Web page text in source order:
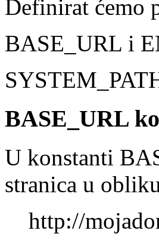
Definirat ćemo
BASE_URL i
BASE_URL
U konstanti
stranica u
http://